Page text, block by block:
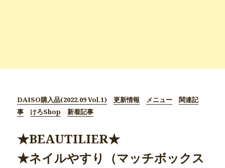
DAISO購入品(2022.09 Vol.1) 更新情報 メニュー
関連記
事
けろShop 新着記事
★BEAUTILIER★
★ネイルやすり（マッチボックス